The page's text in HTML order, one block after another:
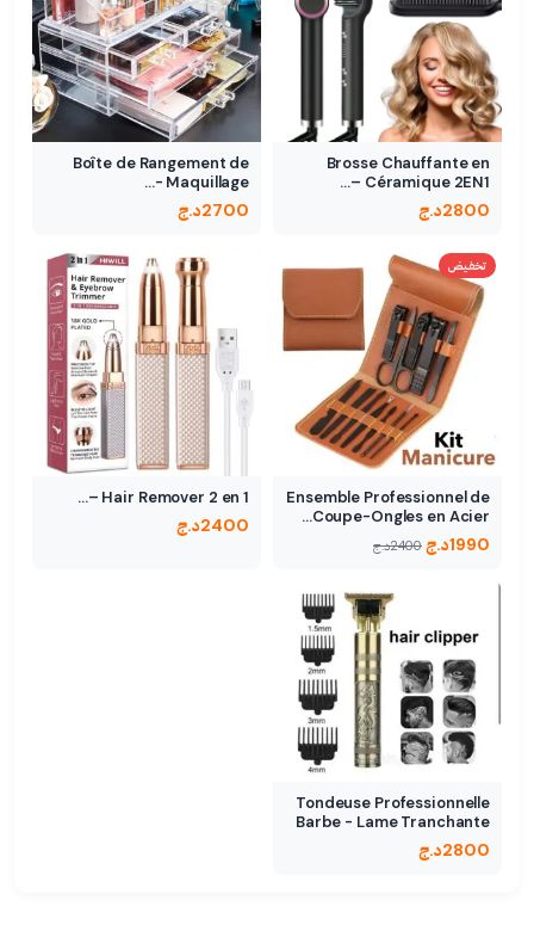
Brosse Chauffante en
Céramique 2EN1 –…
2800د.ج
Boîte de Rangement de
Maquillage -…
2700د.ج
تخفيض
Ensemble Professionnel de
Coupe-Ongles en Acier…
1990د.ج 2400د.ج
Hair Remover 2 en 1 –…
2400د.ج
Tondeuse Professionnelle
Barbe - Lame Tranchante
2800د.ج